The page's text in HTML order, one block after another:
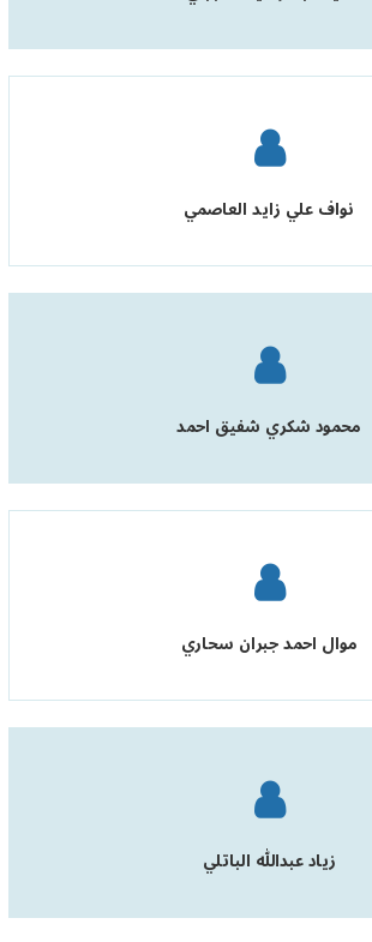
نواف علي زايد العاصمي
محمود شكري شفيق احمد
موال احمد جبران سحاري
زياد عبدالله الباتلي